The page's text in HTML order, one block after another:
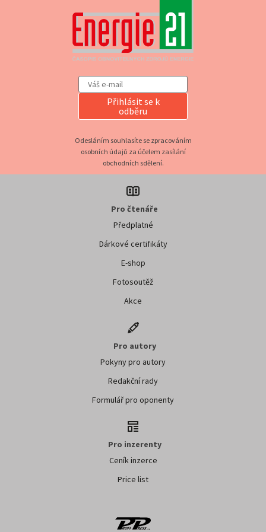
Přihlásit se k
odběru
Odesláním souhlasíte se zpracováním
osobních údajů za účelem zasílání
obchodních sdělení.
Pro čtenáře
Předplatné
Dárkové certifikáty
E-shop
Fotosoutěž
Akce
Pro autory
Pokyny pro autory
Redakční rady
Formulář pro oponenty
Pro inzerenty
Ceník inzerce
Price list